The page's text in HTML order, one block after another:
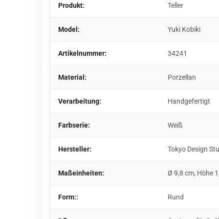
Produkt: Teller
Model: Yuki Kobiki
Artikelnummer: 34241
Material: Porzellan
Verarbeitung: Handgefertigt
Farbserie: Weiß
Hersteller: Tokyo Design
Maßeinheiten: Ø 9,8 cm, Höhe
Form:: Rund